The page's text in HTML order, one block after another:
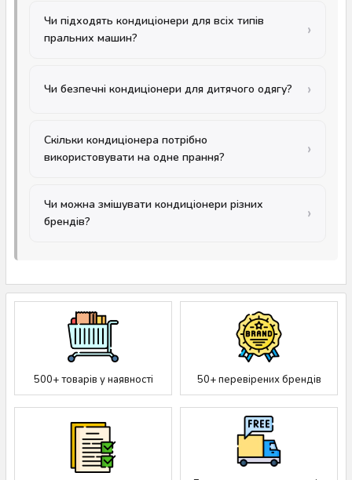
Чи підходять кондиціонери для всіх типів
пральних машин?
Чи безпечні кондиціонери для дитячого одягу?
Скільки кондиціонера потрібно
використовувати на одне прання?
Чи можна змішувати кондиціонери різних
брендів?
500+ товарів у наявності 50+ перевірених брендів